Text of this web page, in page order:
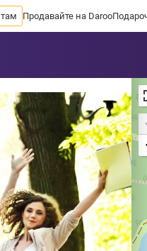
Продавайте на Daroo